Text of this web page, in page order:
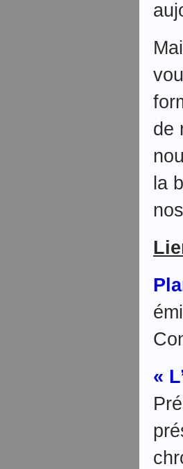
de
la
«